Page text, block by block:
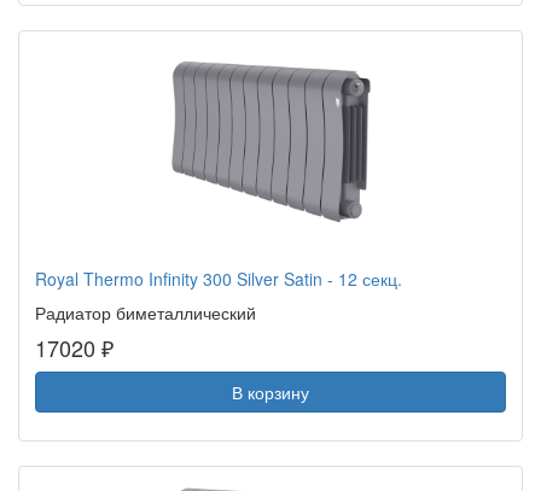
Royal Thermo Infinity 300 Silver Satin - 12 секц.
Радиатор биметаллический
17020 ₽
В корзину